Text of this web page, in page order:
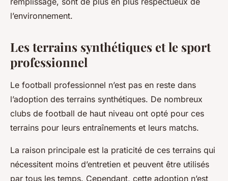
l’environnement.
Les terrains synthétiques et le sport
professionnel
Le football professionnel n’est pas en reste dans
l’adoption des terrains synthétiques. De nombreux
clubs de football de haut niveau ont opté pour ces
terrains pour leurs entraînements et leurs matchs.
La raison principale est la praticité de ces terrains qui
nécessitent moins d’entretien et peuvent être utilisés
par tous les temps. Cependant, cette adoption n’est